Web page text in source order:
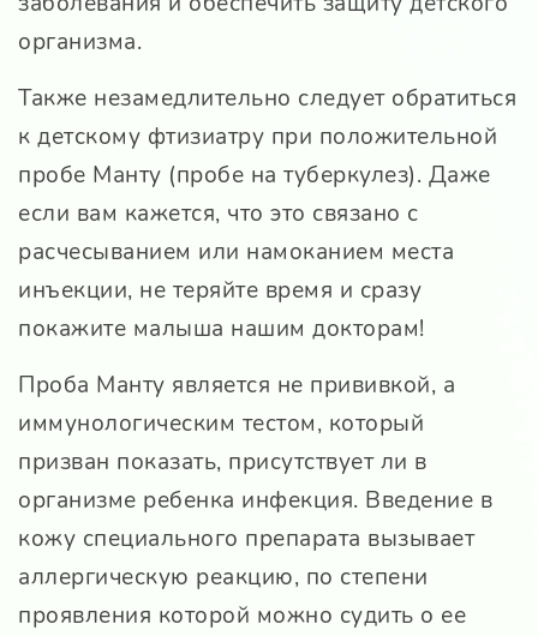
организма.
Также незамедлительно следует обратиться
к детскому фтизиатру при положительной
пробе Манту (пробе на туберкулез). Даже
если вам кажется, что это связано с
расчесыванием или намоканием места
инъекции, не теряйте время и сразу
покажите малыша нашим докторам!
Проба Манту является не прививкой, а
иммунологическим тестом, который
призван показать, присутствует ли в
организме ребенка инфекция. Введение в
кожу специального препарата вызывает
аллергическую реакцию, по степени
проявления которой можно судить о ее